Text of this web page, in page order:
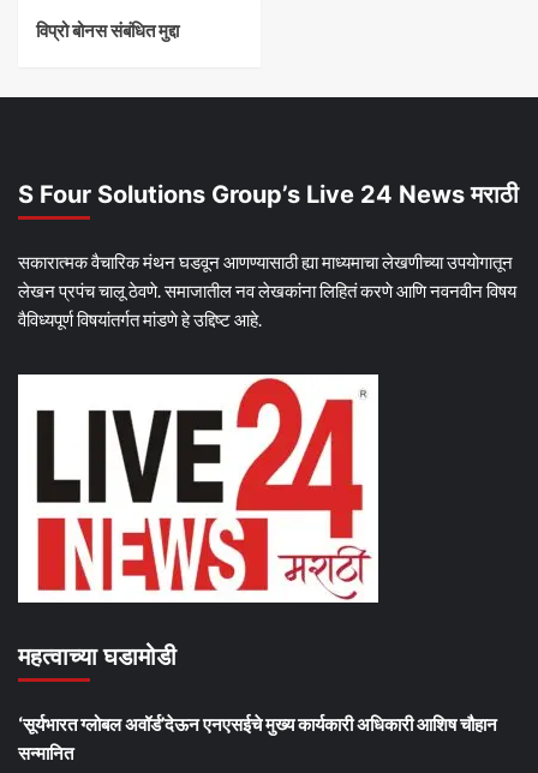
विप्रो बोनस संबंधित मुद्दा
S Four Solutions Group’s Live 24 News मराठी
सकारात्मक वैचारिक मंथन घडवून आणण्यासाठी ह्या माध्यमाचा लेखणीच्या उपयोगातून
लेखन प्रपंच चालू ठेवणे. समाजातील नव लेखकांना लिहितं करणे आणि नवनवीन विषय
वैविध्यपूर्ण विषयांतर्गत मांडणे हे उद्दिष्ट आहे.
महत्वाच्या घडामोडी
‘सूर्यभारत ग्लोबल अवॉर्ड’देऊन एनएसईचे मुख्य कार्यकारी अधिकारी आशिष चौहान
सन्मानित